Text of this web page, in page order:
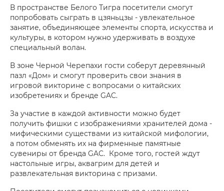
В пространстве Белого Тигра посетители смогут
попробовать сыграть в цзяньцзы - увлекательное
занятие, объединяющее элементы спорта, искусства и
культуры, в котором нужно удерживать в воздухе
специальный волан.
В зоне Черной Черепахи гости соберут деревянный
пазл «Дом» и смогут проверить свои знания в
игровой викторине с вопросами о китайских
изобретениях и бренде GAC.
За участие в каждой активности можно будет
получить фишки с изображениями хранителей дома -
мифическими существами из китайской мифологии,
а потом обменять их на фирменные памятные
сувениры от бренда GAC. Кроме того, гостей ждут
настольные игры, аквагрим для детей и
развлекательная викторина с призами.